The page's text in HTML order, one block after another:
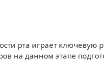
рта играет ключевую
на данном этапе